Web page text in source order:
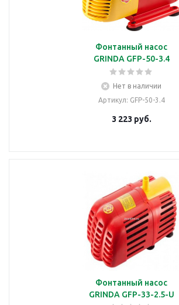
Фонтанный насос
GRINDA GFP-50-3.4
Нет в наличии
Артикул: GFP-50-3.4
3 223 руб.
Фонтанный насос
GRINDA GFP-33-2.5-U